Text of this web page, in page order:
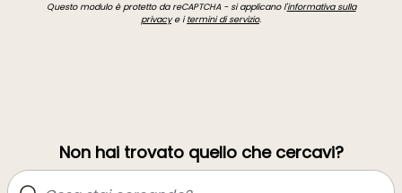
Questo modulo è protetto da reCAPTCHA - si applicano l'informativa sulla
privacye itermini di servizio.
Non hai trovato quello che cercavi?